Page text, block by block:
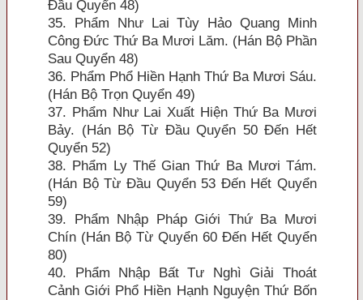
Ðầu Quyển 48)
35. Phẩm Như Lai Tùy Hảo Quang Minh
Công Ðức Thứ Ba Mươi Lăm. (Hán Bộ Phần
Sau Quyển 48)
36. Phẩm Phổ Hiền Hạnh Thứ Ba Mươi Sáu.
(Hán Bộ Trọn Quyển 49)
37. Phẩm Như Lai Xuất Hiện Thứ Ba Mươi
Bảy. (Hán Bộ Từ Ðầu Quyển 50 Ðến Hết
Quyển 52)
38. Phẩm Ly Thế Gian Thứ Ba Mươi Tám.
(Hán Bộ Từ Ðầu Quyển 53 Ðến Hết Quyển
59)
39. Phẩm Nhập Pháp Giới Thứ Ba Mươi
Chín (Hán Bộ Từ Quyển 60 Ðến Hết Quyển
80)
40. Phẩm Nhập Bất Tư Nghì Giải Thoát
Cảnh Giới Phổ Hiền Hạnh Nguyện Thứ Bốn